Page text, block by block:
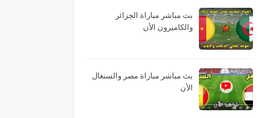
بث مباشر مباراة الجزائر
والكاميرون الأن
بث مباشر مباراة مصر والسنغال
الأن